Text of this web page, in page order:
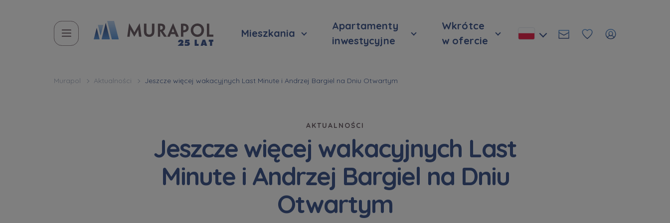
Mieszkania
Apartamenty
inwestycyjne
Wkrótce
w ofercie
Murapol Aktualności Jeszcze więcej wakacyjnych Last Minute i Andrzej Bargiel na Dniu Otwartym
AKTUALNOŚCI
Jeszcze więcej wakacyjnych Last
Minute i Andrzej Bargiel na Dniu
Otwartym